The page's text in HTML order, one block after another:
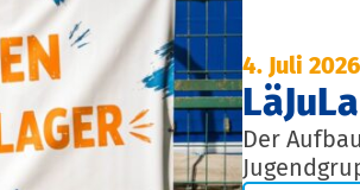
4. Juli 2026
Der